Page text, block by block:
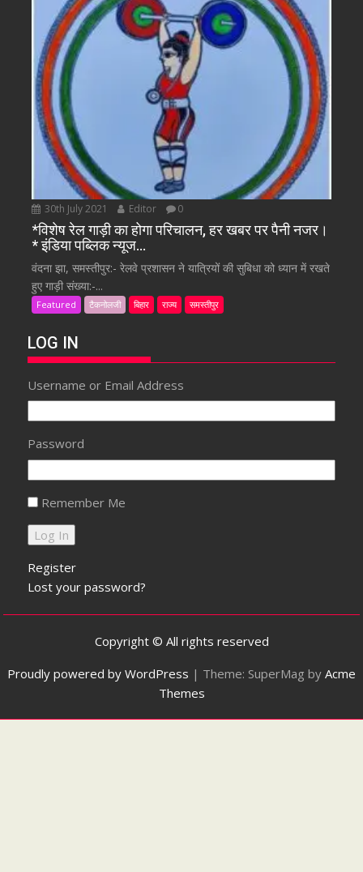
30th July 2021 Editor 0
*विशेष रेल गाड़ी का होगा परिचालन, हर खबर पर पैनी नजर।
* इंडिया पब्लिक न्यूज…
वंदना झा, समस्तीपुर:- रेलवे प्रशासन ने यात्रियों की सुबिधा को ध्यान में रखते
हुए गाड़ी संख्या:-...
Featured टैकनोलजी बिहार राज्य समस्तीपुर
LOG IN
Username or Email Address
Password
Remember Me
Register
Lost your password?
Copyright © All rights reserved
Proudly powered by WordPress | Theme: SuperMag by Acme
Themes